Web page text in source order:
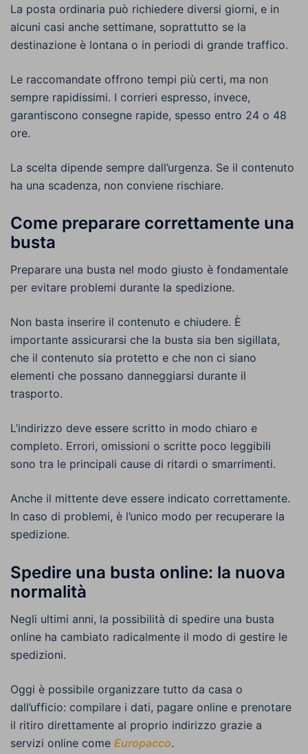
La posta ordinaria può richiedere diversi giorni, e in
alcuni casi anche settimane, soprattutto se la
destinazione è lontana o in periodi di grande traffico.
Le raccomandate offrono tempi più certi, ma non
sempre rapidissimi. I corrieri espresso, invece,
garantiscono consegne rapide, spesso entro 24 o 48
ore.
La scelta dipende sempre dall’urgenza. Se il contenuto
ha una scadenza, non conviene rischiare.
Come preparare correttamente una
busta
Preparare una busta nel modo giusto è fondamentale
per evitare problemi durante la spedizione.
Non basta inserire il contenuto e chiudere. È
importante assicurarsi che la busta sia ben sigillata,
che il contenuto sia protetto e che non ci siano
elementi che possano danneggiarsi durante il
trasporto.
L’indirizzo deve essere scritto in modo chiaro e
completo. Errori, omissioni o scritte poco leggibili
sono tra le principali cause di ritardi o smarrimenti.
Anche il mittente deve essere indicato correttamente.
In caso di problemi, è l’unico modo per recuperare la
spedizione.
Spedire una busta online: la nuova
normalità
Negli ultimi anni, la possibilità di spedire una busta
online ha cambiato radicalmente il modo di gestire le
spedizioni.
Oggi è possibile organizzare tutto da casa o
dall’ufficio: compilare i dati, pagare online e prenotare
il ritiro direttamente al proprio indirizzo grazie a
servizi online come Europacco.